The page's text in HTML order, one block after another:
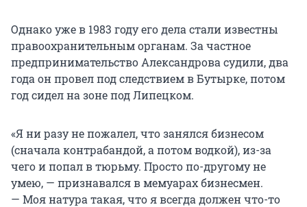
Однако уже в 1983 году его дела стали известны
правоохранительным органам. За частное
предпринимательство Александрова судили, два
года он провел под следствием в Бутырке, потом
год сидел на зоне под Липецком.
«Я ни разу не пожалел, что занялся бизнесом
(сначала контрабандой, а потом водкой), из-за
чего и попал в тюрьму. Просто по-другому не
умею, — признавался в мемуарах бизнесмен.
— Моя натура такая, что я всегда должен что-то